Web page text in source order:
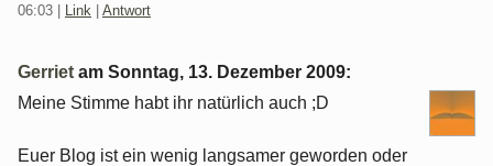
06:03 Link Antwort
Gerriet am Sonntag, 13. Dezember 2009:
Meine Stimme habt ihr natürlich auch ;D
Euer Blog ist ein wenig langsamer geworden oder